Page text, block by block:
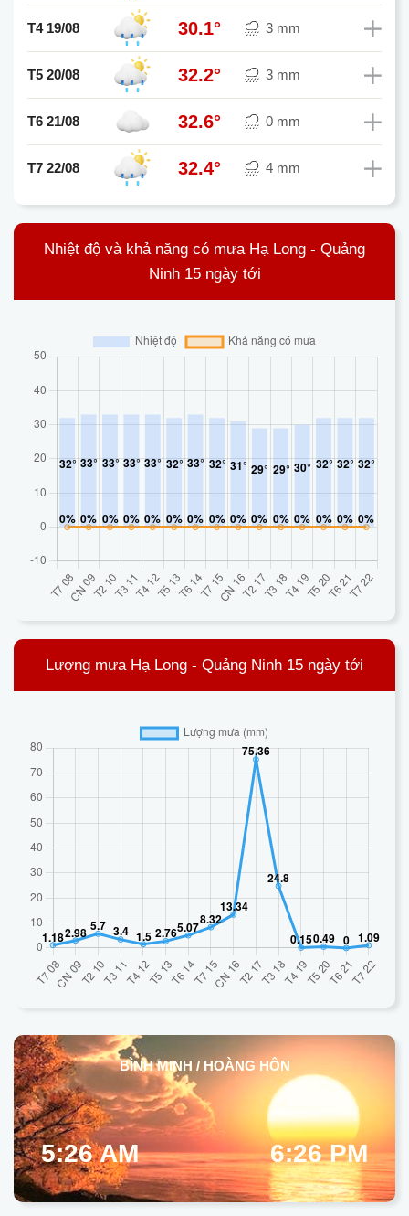
T4 19/08 30.1° 3 mm
T5 20/08 32.2° 3 mm
T6 21/08 32.6° 0 mm
T7 22/08 32.4° 4 mm
Nhiệt độ và khả năng có mưa Hạ Long - Quảng
Ninh 15 ngày tới
Lượng mưa Hạ Long - Quảng Ninh 15 ngày tới
BÌNH MINH / HOÀNG HÔN
5:26 AM 6:26 PM